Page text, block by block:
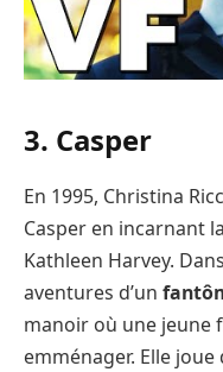
3. Casper
En 1995, Christina
Casper en incarnant la
Kathleen Harvey.
aventures d’un
manoir où une jeune
emménager. Elle